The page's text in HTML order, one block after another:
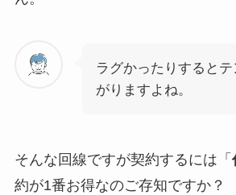
ラグかったりすると
がりますよね。
そんな回線ですが契約するには「
約が1番お得なのご存知ですか？